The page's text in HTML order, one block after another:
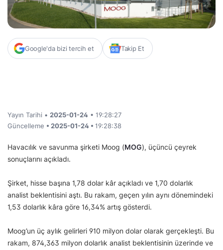
Google'da bizi tercih et Takip Et
Yayın Tarihi • 2025-01-24 • 19:28:27
Güncelleme • 2025-01-24 • 19:28:38
Havacılık ve savunma şirketi Moog (MOG), üçüncü çeyrek
sonuçlarını açıkladı.
Şirket, hisse başına 1,78 dolar kâr açıkladı ve 1,70 dolarlık
analist beklentisini aştı. Bu rakam, geçen yılın aynı dönemindeki
1,53 dolarlık kâra göre 16,34% artış gösterdi.
Moog’un üç aylık gelirleri 910 milyon dolar olarak gerçekleşti. Bu
rakam, 874,363 milyon dolarlık analist beklentisinin üzerinde ve